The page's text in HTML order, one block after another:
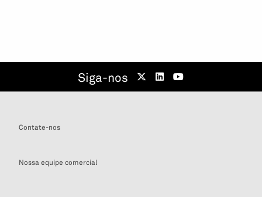
Siga-nos
Contate-nos
Nossa equipe comercial